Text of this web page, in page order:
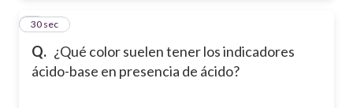
Q. ¿Qué color suelen tener los indicadores
ácido-base en presencia de ácido?
2
30 sec